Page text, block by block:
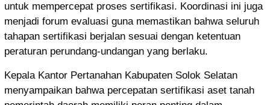
untuk mempercepat proses sertifikasi. Koordinasi ini juga
menjadi forum evaluasi guna memastikan bahwa seluruh
tahapan sertifikasi berjalan sesuai dengan ketentuan
peraturan perundang-undangan yang berlaku.
Kepala Kantor Pertanahan Kabupaten Solok Selatan
menyampaikan bahwa percepatan sertifikasi aset tanah